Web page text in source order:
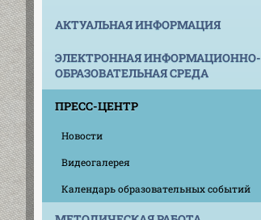
АКТУАЛЬНАЯ ИНФОРМАЦИЯ
ЭЛЕКТРОННАЯ ИНФОРМАЦИОННО-
ОБРАЗОВАТЕЛЬНАЯ СРЕДА
ПРЕСС-ЦЕНТР
Новости
Видеогалерея
Календарь образовательных событий